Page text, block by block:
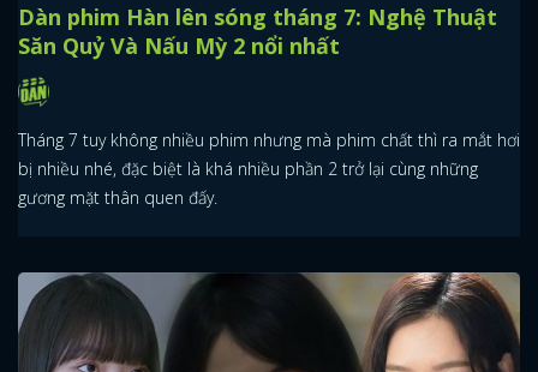
Dàn phim Hàn lên sóng tháng 7: Nghệ Thuật
Săn Quỷ Và Nấu Mỳ 2 nổi nhất
Tháng 7 tuy không nhiều phim nhưng mà phim chất thì ra mắt hơi
bị nhiều nhé, đặc biệt là khá nhiều phần 2 trở lại cùng những
gương mặt thân quen đấy.